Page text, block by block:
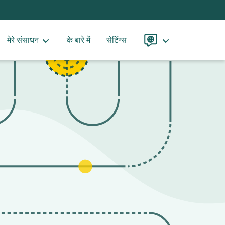
मेरे संसाधन के बारे में सेटिंग्स
भाषा